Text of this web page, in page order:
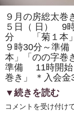
す。
体
験
教
室
も
あ
り
ま
す。
は
９月の房総太巻
５日（ 日） 9
分 「菊１本」
９時30分～準
本」「のの字巻
準備 11時開始
巻き」 ＊入会金
▼続きを読む
9
コメントを受け付け